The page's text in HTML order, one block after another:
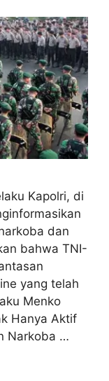
Kapolri, di
dan
bahwa TNI-
yang telah
Menko
Hanya Aktif
Narkoba …